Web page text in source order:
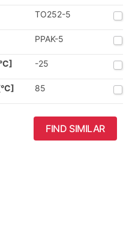
TO252-5
PPAK-5
-25
85
FIND SIMILAR